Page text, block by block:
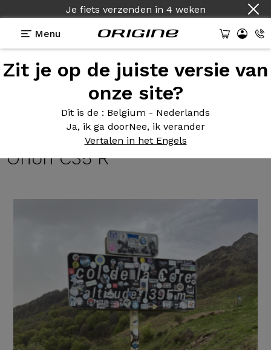
Je fiets verzenden in 4 weken
Menu
Zit je op de juiste versie van
onze site?
Dit is de : Belgium - Nederlands
Ja, ik ga doorNee, ik verander
Vertalen in het Engels
Getuigenissen>Axxome III GTO - Shimano Ultegra
Di2 12v - Prymahl Orion C35 R
Axxome IIIGTO - Shimano
Ultegra Di2 12v - Prymahl
Orion C35 R